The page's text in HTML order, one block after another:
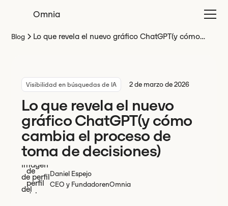
Omnia
Blog
Lo que revela el nuevo gráfico ChatGPT(y cómo
Visibilidad en búsquedas de IA 2 de marzo de 2026
Lo que revela el nuevo
gráfico ChatGPT(y cómo
cambia el proceso de
toma de decisiones)
Daniel Espejo
CEO y FundadorenOmnia